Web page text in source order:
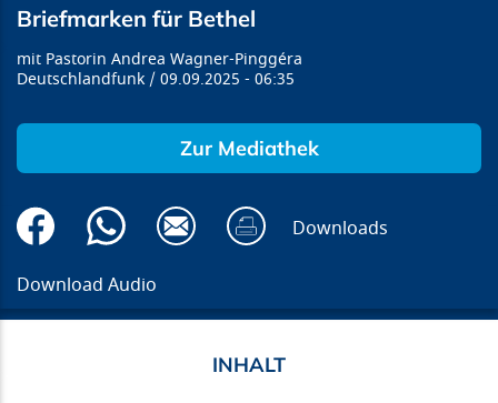
Briefmarken für Bethel
Pastorin Andrea Wagner-Pinggéra
Deutschlandfunk
09.09.2025 06:35
Zur Mediathek
Downloads
Download Audio